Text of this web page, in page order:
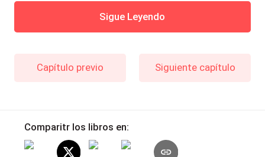
Sigue Leyendo
Capítulo previo Siguiente capítulo
Comparitr los libros en: